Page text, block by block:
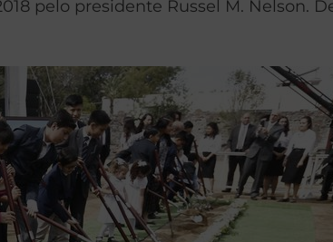
pelo presidente Russel M. Nelson.